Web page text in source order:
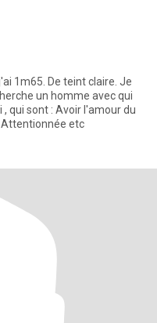
1m65. De teint claire. Je
un homme avec qui
l'amour du
prochain , Aimable Affectueux Loyal Attentionnée etc